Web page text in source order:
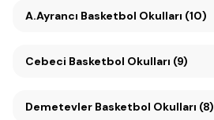
A.Ayrancı Basketbol Okulları (10)
Cebeci Basketbol Okulları (9)
Demetevler Basketbol Okulları (8)